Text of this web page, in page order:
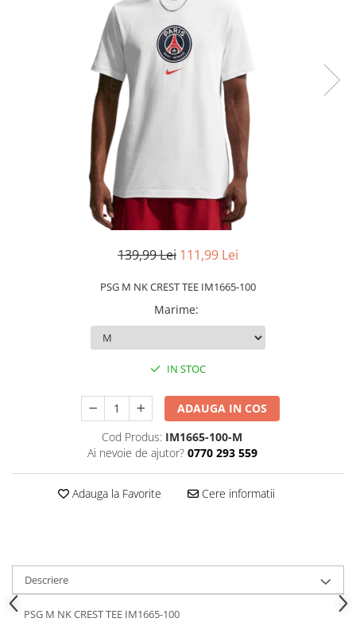
Pantofi sport femei
Sandale & Slapi copii
139,99 Lei 111,99 Lei
PSG M NK CREST TEE IM1665-100
Marime:
IN STOC
ADAUGA IN COS
Cod Produs: IM1665-100-M
Ai nevoie de ajutor? 0770 293 559
Adauga la Favorite Cere informatii
Descriere
PSG M NK CREST TEE IM1665-100